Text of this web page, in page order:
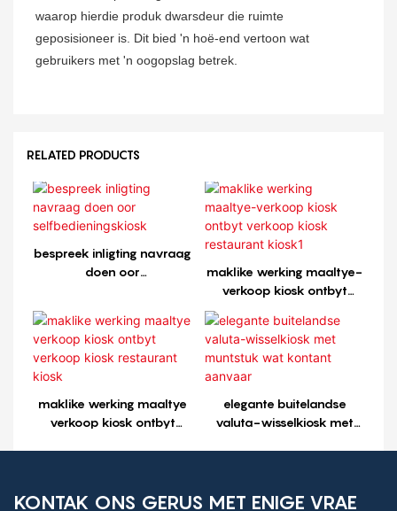
waarop hierdie produk dwarsdeur die ruimte
geposisioneer is. Dit bied 'n hoë-end vertoon wat
gebruikers met 'n oogopslag betrek.
RELATED PRODUCTS
bespreek inligting navraag
doen oor
maklike werking maaltye-
verkoop kiosk ontbyt
verkoop kiosk restaurant
kiosk1
maklike werking maaltye
verkoop kiosk ontbyt
elegante buitelandse
valuta-wisselkiosk met
KONTAK ONS ​​GERUS MET ENIGE VRAE